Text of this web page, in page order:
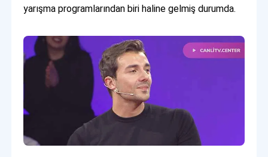
yarışma programlarından biri haline gelmiş durumda.